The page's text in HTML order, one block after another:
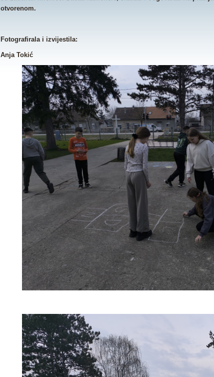
otvorenom.
Fotografirala i izvijestila:
Anja Tokić